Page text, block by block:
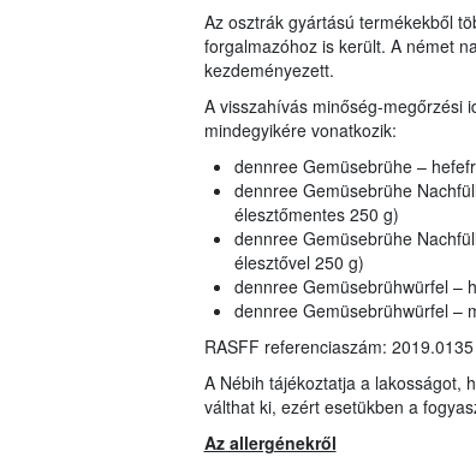
Az osztrák gyártású termékekből
forgalmazóhoz is került. A német
kezdeményezett.
A visszahívás minőség-megőrzési
mindegyikére vonatkozik:
dennree Gemüsebrühe –
dennree Gemüsebrühe
élesztőmentes 250 g)
dennree Gemüsebrühe
élesztővel 250 g)
dennree Gemüsebrühwürfel –
dennree Gemüsebrühwürfel –
RASFF referenciaszám: 2019.0135
A Nébih tájékoztatja a lakosságot,
válthat ki, ezért esetükben a
Az allergénekről